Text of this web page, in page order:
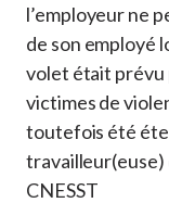
l’employeur ne
de son employé
volet était prévu
victimes de
toutefois été
travailleur(euse)
CNESST